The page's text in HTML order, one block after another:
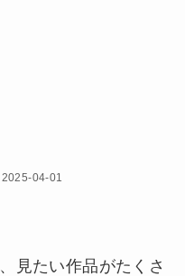
2025-04-01
見たい作品がたくさ